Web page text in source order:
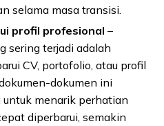
selama masa transisi.
profil profesional –
sering terjadi adalah
CV, portofolio, atau profil
dokumen ini
menarik perhatian
diperbarui, semakin